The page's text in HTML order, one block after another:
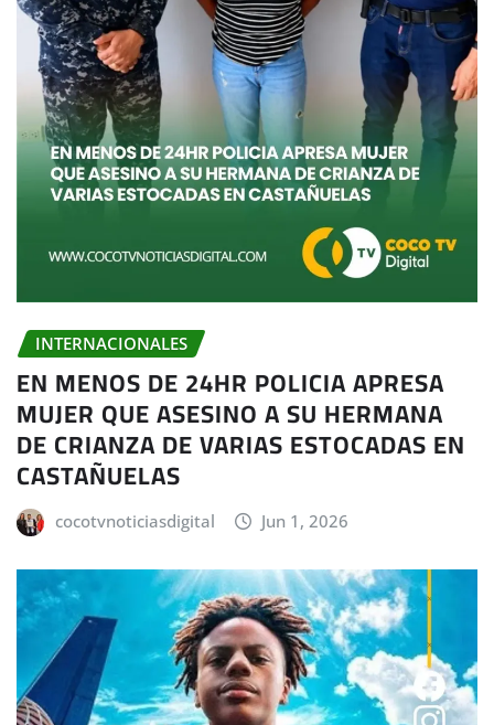
INTERNACIONALES
EN MENOS DE 24HR POLICIA APRESA
MUJER QUE ASESINO A SU HERMANA
DE CRIANZA DE VARIAS ESTOCADAS EN
CASTAÑUELAS
cocotvnoticiasdigital Jun 1, 2026